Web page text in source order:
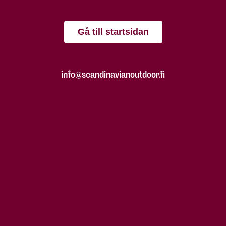
Gå till startsidan
info@scandinavianoutdoor.fi